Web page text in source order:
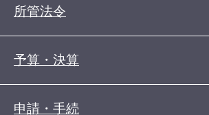
所管法令
予算・決算
申請・手続